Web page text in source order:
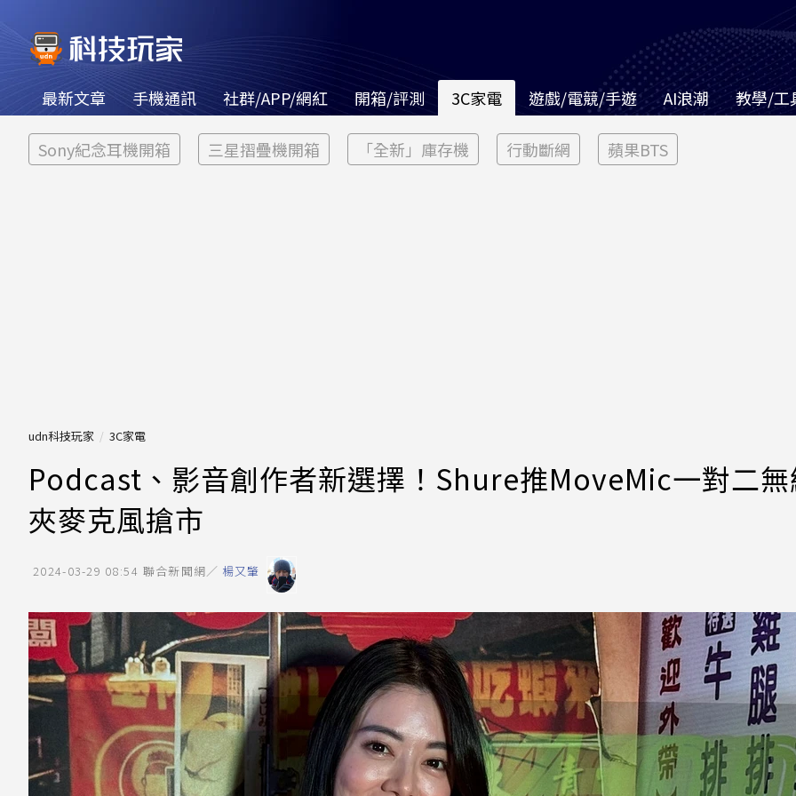
最新文章 手機通訊 社群/APP/網紅 開箱/評測 3C家電 遊戲/電競/手遊 AI浪潮 教學/工
Sony紀念耳機開箱 三星摺疊機開箱 「全新」庫存機 行動斷網 蘋果BTS
udn科技玩家 3C家電
Podcast、影音創作者新選擇！Shure推MoveMic一對二
夾麥克風搶市
2024-03-29 08:54 聯合新聞網／ 楊又肇